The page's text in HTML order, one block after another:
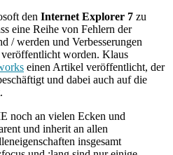
den Internet Explorer 7 zu
eine Reihe von Fehlern der
/ werden und Verbesserungen
worden. Klaus
einen Artikel veröffentlicht, der
und dabei auch auf die
noch an vielen Ecken und
und inherit an allen
insgesamt